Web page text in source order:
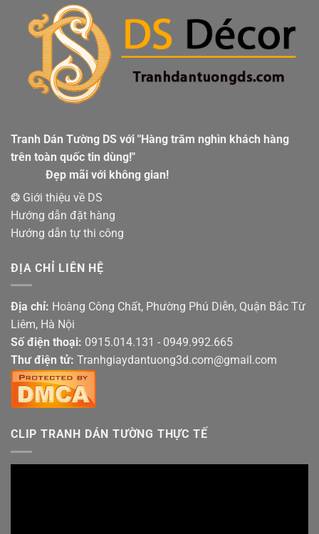
Tranh Dán Tường DS với "Hàng trăm nghìn khách hàng
trên toàn quốc tin dùng!"
Đẹp mãi với không gian!
❂ Giới thiệu về DS
Hướng dẫn đặt hàng
Hướng dẫn tự thi công
ĐỊA CHỈ LIÊN HỆ
Địa chỉ: Hoàng Công Chất, Phường Phú Diễn, Quận Bắc Từ
Liêm, Hà Nội
Số điện thoại: 0915.014.131 - 0949.992.665
Thư điện tử: Tranhgiaydantuong3d.com@gmail.com
CLIP TRANH DÁN TƯỜNG THỰC TẾ